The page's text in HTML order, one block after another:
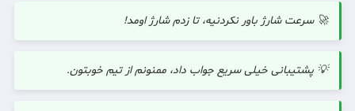
🚀 سرعت شارژ باور نکردنیه، تا زدم شارژ اومد!
💡 پشتیبانی خیلی سریع جواب داد، ممنونم از تیم خوبتون.